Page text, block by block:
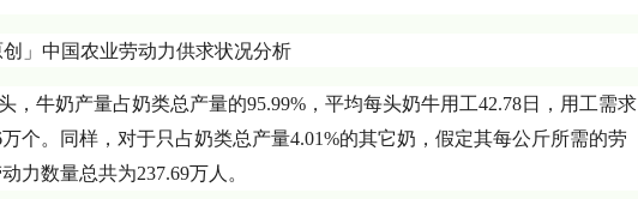
，牛奶产量占奶类总产量的95.99%，平均每头奶牛用工42.78日，用工需求
个。同样，对于只占奶类总产量4.01%的其它奶，假定其每公斤所需的劳
力数量总共为237.69万人。